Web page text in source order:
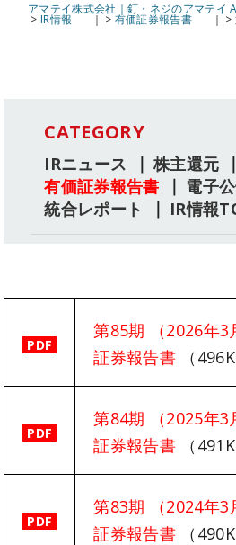
アマテイ株式会社｜釘・ネジのアマテイ
> IR情報 > 有価証券報告書 >
CATEGORY
IRニュース 株主還元
有価証券報告書
電子
統合レポート
IR情報
PDF
第85期 （2026年3
証券報告書 （
PDF
第84期 （2025年3
証券報告書 （
PDF
第83期 （2024年3
証券報告書 （